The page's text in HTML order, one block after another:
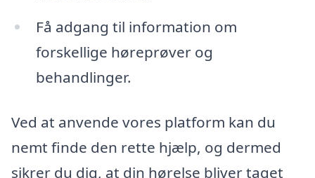
Få adgang til information om
forskellige høreprøver og
behandlinger.
Ved at anvende vores platform kan du
nemt finde den rette hjælp, og dermed
sikrer du dig, at din hørelse bliver taget